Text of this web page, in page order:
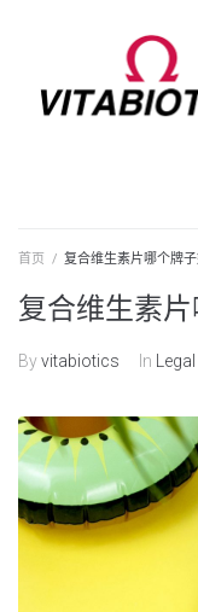
首页 / 复合维生素片哪个牌
复合维生素
Byvitabiotics In Legal